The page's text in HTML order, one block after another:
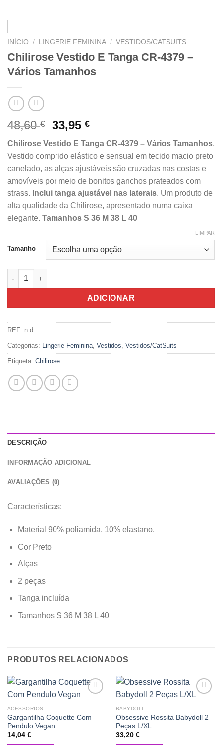
INÍCIO / LINGERIE FEMININA / VESTIDOS/CATSUITS
Chilirose Vestido E Tanga CR-4379 –
Vários Tamanhos
48,60€
O
preço
original
era:
48,60 €.
33,95€O
preço
atual
é:
33,95 €.
Chilirose Vestido E Tanga CR-4379 – Vários Tamanhos,
Vestido comprido elástico e sensual em tecido macio preto
canelado, as alças ajustáveis são cruzadas nas costas e
amovíveis por meio de bonitos ganchos prateados com
strass. Inclui tanga ajustável nas laterais. Um produto de
alta qualidade da Chilirose, apresentado numa caixa
elegante. Tamanhos S 36 M 38 L 40
Tamanho
LIMPAR
Quantidade de Chilirose Vestido E Tanga CR-4379 - Vários
ADICIONAR
REF: n.d.
Categorias: Lingerie Feminina, Vestidos, Vestidos/CatSuits
Etiqueta: Chilirose
DESCRIÇÃO
INFORMAÇÃO ADICIONAL
AVALIAÇÕES (0)
Características:
Material 90% poliamida, 10% elastano.
Cor Preto
Alças
2 peças
Tanga incluída
Tamanhos S 36 M 38 L 40
PRODUTOS RELACIONADOS
ACESSÓRIOS
Gargantilha Coquette Com
Pendulo Vegan
14,04 €
BABYDOLL
Obsessive Rossita Babydoll 2
Peças L/XL
33,20 €